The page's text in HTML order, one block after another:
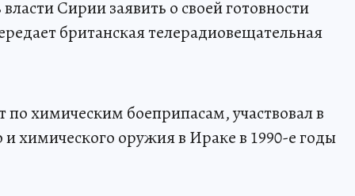
Сирии заявить о своей готовности
британская телерадиовещательная
по химическим боеприпасам, участвовал в
химического оружия в Ираке в 1990-е годы